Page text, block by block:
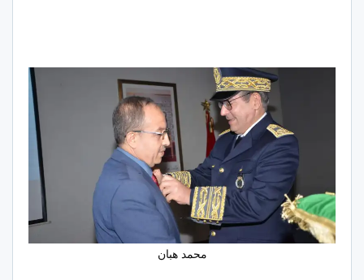
محمد هبان